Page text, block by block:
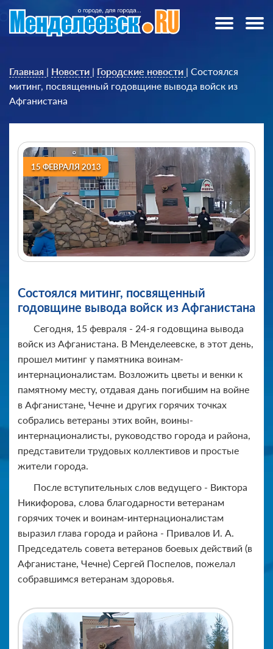
Главная | Новости | Городские новости | Состоялся
митинг, посвященный годовщине вывода войск из
Афганистана
15 ФЕВРАЛЯ 2013
Состоялся митинг, посвященный
годовщине вывода войск из Афганистана
Сегодня, 15 февраля - 24-я годовщина вывода
войск из Афганистана. В Менделеевске, в этот день,
прошел митинг у памятника воинам-
интернационалистам. Возложить цветы и венки к
памятному месту, отдавая дань погибшим на войне
в Афганистане, Чечне и других горячих точках
собрались ветераны этих войн, воины-
интернационалисты, руководство города и района,
представители трудовых коллективов и простые
жители города.
После вступительных слов ведущего - Виктора
Никифорова, слова благодарности ветеранам
горячих точек и воинам-интернационалистам
выразил глава города и района - Привалов И. А.
Председатель совета ветеранов боевых действий (в
Афганистане, Чечне) Сергей Поспелов, пожелал
собравшимся ветеранам здоровья.